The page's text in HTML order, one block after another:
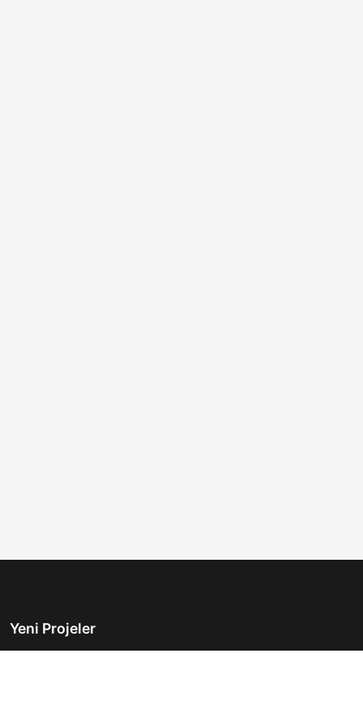
Yeni Projeler